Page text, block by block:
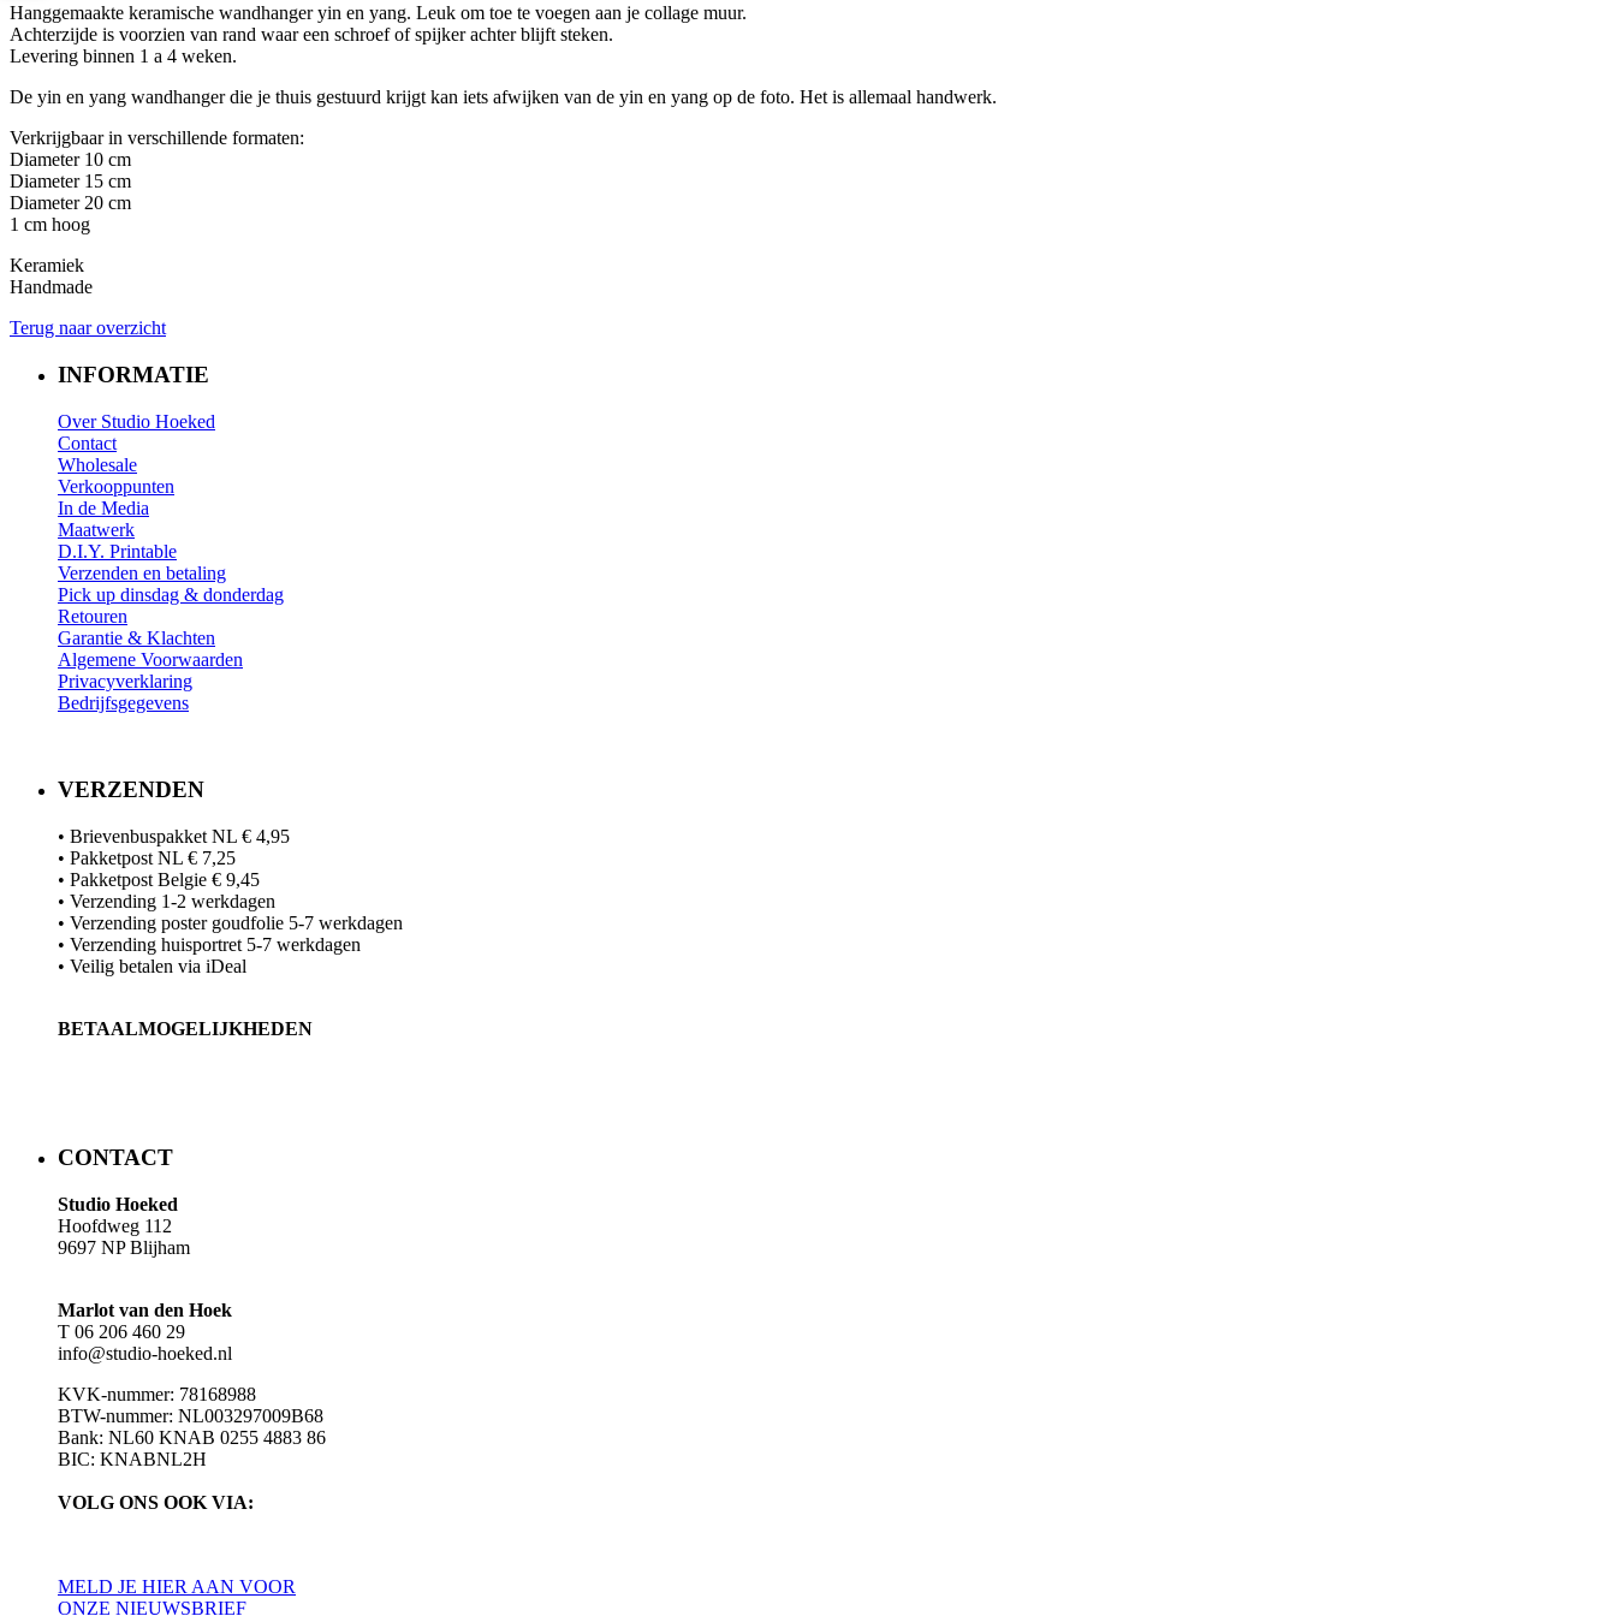
Hanggemaakte keramische wandhanger yin en yang. Leuk om toe te voegen aan je collage muur.
Achterzijde is voorzien van rand waar een schroef of spijker achter blijft steken.
Levering binnen 1 a 4 weken.
De yin en yang wandhanger die je thuis gestuurd krijgt kan iets afwijken van de yin en yang op de foto. Het is allemaal handwerk.
Verkrijgbaar in verschillende formaten:
Diameter 10 cm
Diameter 15 cm
Diameter 20 cm
1 cm hoog
Keramiek
Handmade
Terug naar overzicht
INFORMATIE
Over Studio Hoeked
Contact
Wholesale
​Verkooppunten​
In de Media
Maatwerk
D.I.Y. Printable
Verzenden en betaling
Pick up dinsdag & donderdag
Retouren
Garantie & Klachten
Algemene Voorwaarden
Privacyverklaring
Bedrijfsgegevens
VERZENDEN
• Brievenbuspakket NL € 4,95
• Pakketpost NL € 7,25
• Pakketpost Belgie € 9,45
• Verzending 1-2 werkdagen
• Verzending poster goudfolie 5-7 werkdagen
• Verzending huisportret 5-7 werkdagen
• Veilig betalen via iDeal
BETAALMOGELIJKHEDEN
​​CONTACT
Studio Hoeked
Hoofdweg 112
9697 NP Blijham
Marlot van den Hoek
T 06 206 460 29
info@studio-hoeked.nl
KVK-nummer: 78168988
BTW-nummer: NL003297009B68
Bank: NL60 KNAB 0255 4883 86
BIC: KNABNL2H
VOLG ONS OOK VIA:
MELD JE HIER AAN VOOR
ONZE NIEUWSBRIEF